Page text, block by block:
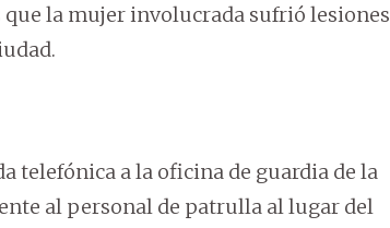
la mujer involucrada sufrió lesiones
telefónica a la oficina de guardia de la
al personal de patrulla al lugar del